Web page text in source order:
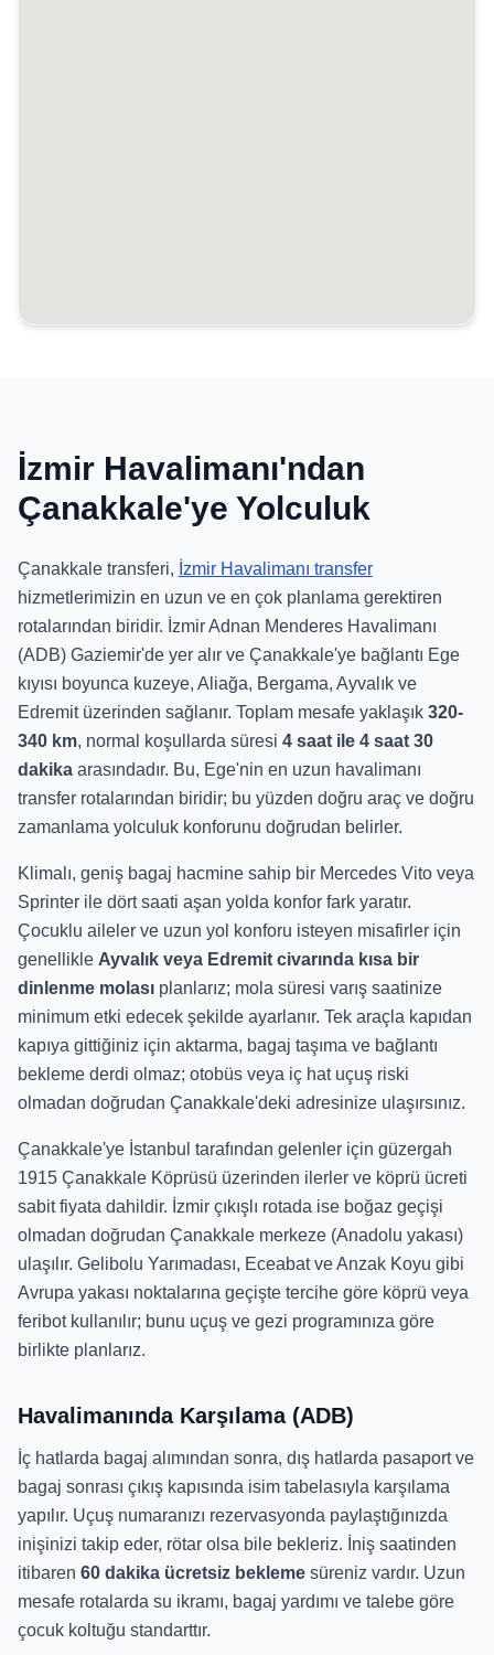
İzmir Havalimanı'ndan
Çanakkale'ye Yolculuk
Çanakkale transferi, İzmir Havalimanı transfer
hizmetlerimizin en uzun ve en çok planlama gerektiren
rotalarından biridir. İzmir Adnan Menderes Havalimanı
(ADB) Gaziemir'de yer alır ve Çanakkale'ye bağlantı Ege
kıyısı boyunca kuzeye, Aliağa, Bergama, Ayvalık ve
Edremit üzerinden sağlanır. Toplam mesafe yaklaşık 320-
340 km, normal koşullarda süresi 4 saat ile 4 saat 30
dakika arasındadır. Bu, Ege'nin en uzun havalimanı
transfer rotalarından biridir; bu yüzden doğru araç ve doğru
zamanlama yolculuk konforunu doğrudan belirler.
Klimalı, geniş bagaj hacmine sahip bir Mercedes Vito veya
Sprinter ile dört saati aşan yolda konfor fark yaratır.
Çocuklu aileler ve uzun yol konforu isteyen misafirler için
genellikle Ayvalık veya Edremit civarında kısa bir
dinlenme molası planlarız; mola süresi varış saatinize
minimum etki edecek şekilde ayarlanır. Tek araçla kapıdan
kapıya gittiğiniz için aktarma, bagaj taşıma ve bağlantı
bekleme derdi olmaz; otobüs veya iç hat uçuş riski
olmadan doğrudan Çanakkale'deki adresinize ulaşırsınız.
Çanakkale'ye İstanbul tarafından gelenler için güzergah
1915 Çanakkale Köprüsü üzerinden ilerler ve köprü ücreti
sabit fiyata dahildir. İzmir çıkışlı rotada ise boğaz geçişi
olmadan doğrudan Çanakkale merkeze (Anadolu yakası)
ulaşılır. Gelibolu Yarımadası, Eceabat ve Anzak Koyu gibi
Avrupa yakası noktalarına geçişte tercihe göre köprü veya
feribot kullanılır; bunu uçuş ve gezi programınıza göre
birlikte planlarız.
Havalimanında Karşılama (ADB)
İç hatlarda bagaj alımından sonra, dış hatlarda pasaport ve
bagaj sonrası çıkış kapısında isim tabelasıyla karşılama
yapılır. Uçuş numaranızı rezervasyonda paylaştığınızda
inişinizi takip eder, rötar olsa bile bekleriz. İniş saatinden
itibaren 60 dakika ücretsiz bekleme süreniz vardır. Uzun
mesafe rotalarda su ikramı, bagaj yardımı ve talebe göre
çocuk koltuğu standarttır.